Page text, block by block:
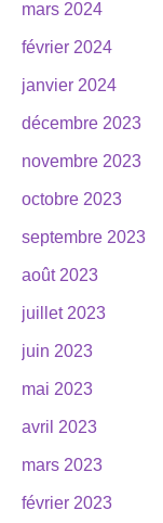
mars 2024
février 2024
janvier 2024
décembre 2023
novembre 2023
octobre 2023
septembre 2023
août 2023
juillet 2023
juin 2023
mai 2023
avril 2023
mars 2023
février 2023